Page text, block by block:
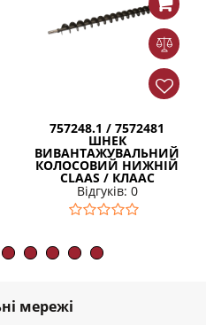
757248.1 / 7572481
ШНЕК
ВИВАНТАЖУВАЛЬНИЙ
КОЛОСОВИЙ НИЖНІЙ
CLAAS / КЛААС
Відгуків: 0
мережі